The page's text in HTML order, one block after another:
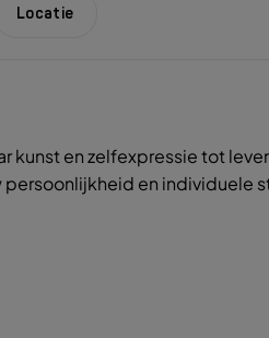
Locatie
kunst en zelfexpressie tot
en individuele